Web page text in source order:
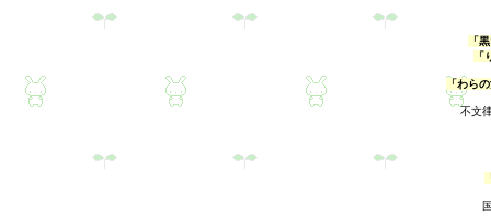
「
「わら
不文